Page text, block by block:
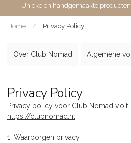
Unieke en handgemaakte
Home / Privacy Policy
Over Club Nomad Algemene
Privacy Policy
Privacy policy voor Club Nomad v.o.f.
https://clubnomad.nl
1. Waarborgen privacy